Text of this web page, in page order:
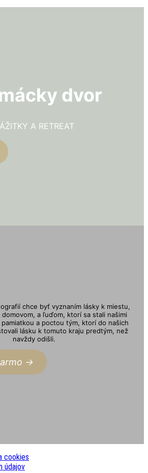
dvor
A RETREAT
chce byť vyznaním lásky k miestu,
a ľuďom, ktorí sa stali našimi
a poctou tým, ktorí do našich
lásku k tomuto kraju predtým, než
navždy odišli.
->
cookies
údajov